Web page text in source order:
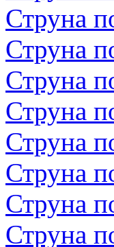
Струна
Струна
Струна
Струна
Струна
Струна
Струна
Струна